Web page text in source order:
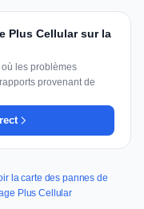
Plus Cellular sur la
les problèmes
provenant de
la carte des pannes de
Plus Cellular